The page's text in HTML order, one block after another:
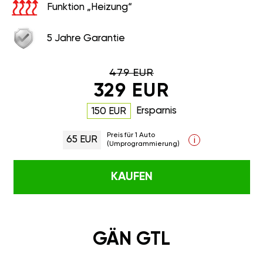
Funktion „Heizung“
5 Jahre Garantie
479 EUR
329 EUR
150 EUR Ersparnis
65 EUR
Preis für 1 Auto
(Umprogrammierung)
i
KAUFEN
GÄN GTL